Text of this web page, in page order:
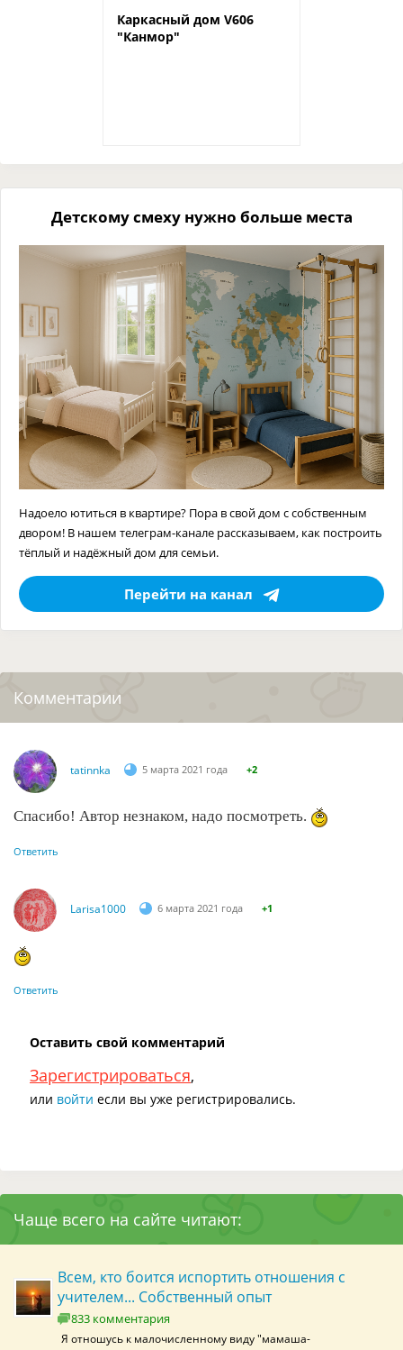
Каркасный дом V606
"Канмор"
Детскому смеху нужно больше места
Надоело ютиться в квартире? Пора в свой дом с собственным
двором! В нашем телеграм-канале рассказываем, как построить
тёплый и надёжный дом для семьи.
Перейти на канал
Комментарии
tatinnka 5 марта 2021 года +2
Спасибо! Автор незнаком, надо посмотреть.
Ответить
Larisa1000 6 марта 2021 года +1
Ответить
Оставить свой комментарий
Зарегистрироваться,
или войти если вы уже регистрировались.
Чаще всего на сайте читают:
Всем, кто боится испортить отношения с
учителем... Собственный опыт
833 комментария
Я отношусь к малочисленному виду "мамаша-